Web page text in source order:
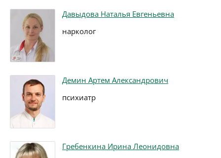
Давыдова Наталья Евгеньевна
нарколог
Демин Артем Александрович
психиатр
Гребенкина Ирина Леонидовна